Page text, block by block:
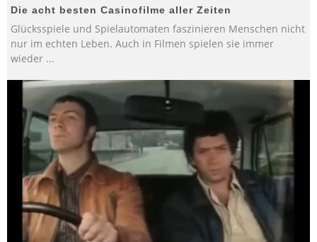
Die acht besten Casinofilme aller Zeiten
Glücksspiele und Spielautomaten faszinieren Menschen nicht
nur im echten Leben. Auch in Filmen spielen sie immer
wieder ...